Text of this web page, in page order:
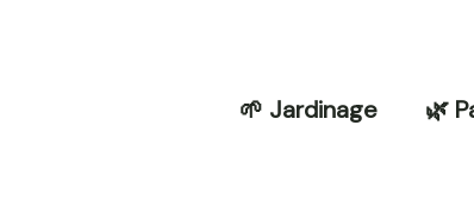
🌱 Jardinage 🌿